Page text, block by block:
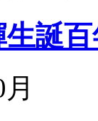
誕